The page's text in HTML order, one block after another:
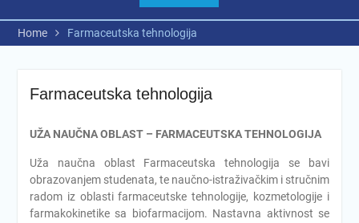
Home Farmaceutska tehnologija
Farmaceutska tehnologija
UŽA NAUČNA OBLAST – FARMACEUTSKA TEHNOLOGIJA
Uža naučna oblast Farmaceutska tehnologija se bavi
obrazovanjem studenata, te naučno-istraživačkim i stručnim
radom iz oblasti farmaceutske tehnologije, kozmetologije i
farmakokinetike sa biofarmacijom. Nastavna aktivnost se